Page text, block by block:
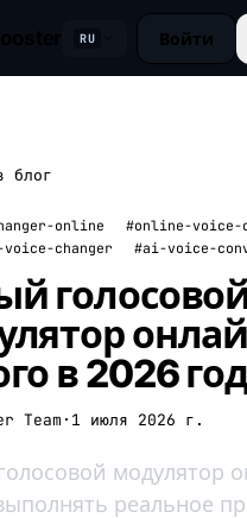
RU Войти
блог
online
#online-voice-
voice-changer
#ai-voice-
в 2026
Team · 1 июля 2026 г.
модулятор
реальное